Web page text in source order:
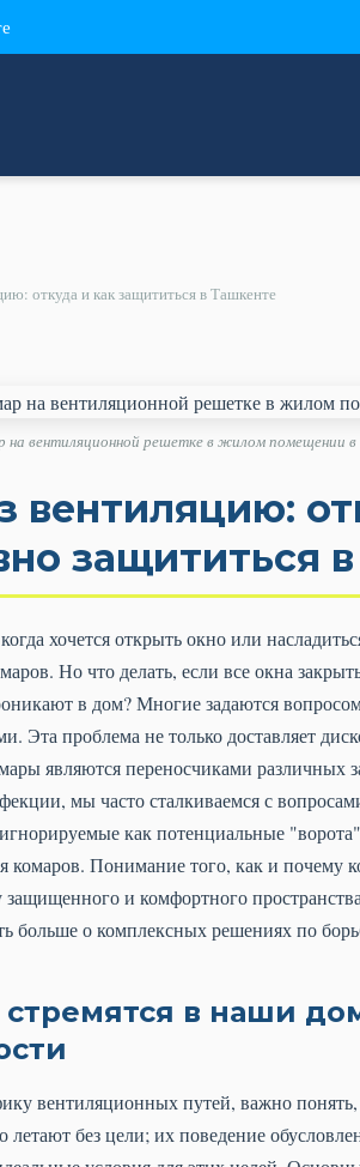
откуда и как защититься в Ташкенте
на вентиляционной решетке в жилом помещении
вентиляцию:
защититься
хочется открыть окно или
Но что делать, если все окна
в дом? Многие задаются
Эта проблема не только доставляет
являются переносчиками
мы часто сталкиваемся с
как потенциальные
комаров. Понимание того, как и почему
и комфортного
больше о комплексных решениях по
в наши
вентиляционных путей, важно
без цели; их поведение